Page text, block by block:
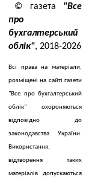
© газета "Все
про
бухгалтерський
облік", 2018-2026
Всі права на матеріали,
розміщені на сайті газети
"Все про бухгалтерський
облік" охороняються
відповідно до
законодавства України.
Використання,
відтворення таких
матеріалів допускаються